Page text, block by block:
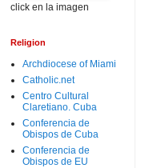
click en la imagen
Religion
Archdiocese of Miami
Catholic.net
Centro Cultural
Claretiano. Cuba
Conferencia de
Obispos de Cuba
Conferencia de
Obispos de EU